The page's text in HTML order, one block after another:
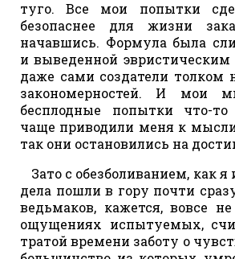
туго. Все мои попытки
безопаснее для жизни
начавшись. Формула была
и выведенной
даже сами создатели толком
закономерностей. И мои
бесплодные попытки что-
чаще приводили меня к
так они остановились на
Зато с обезболиванием, как я
дела пошли в гору почти
ведьмаков, кажется, вовсе
ощущениях испытуемых,
тратой времени заботу о